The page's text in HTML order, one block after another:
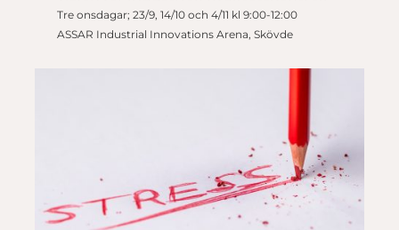
Tre onsdagar; 23/9, 14/10 och 4/11 kl 9:00-12:00
ASSAR Industrial Innovations Arena, Skövde